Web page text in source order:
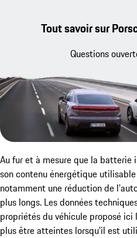
Tout savoir sur
Questions
Au fur et à mesure que la
son contenu énergétique
notamment une réduction de
plus longs. Les données
propriétés du véhicule proposé
plus être atteintes lorsqu'il est